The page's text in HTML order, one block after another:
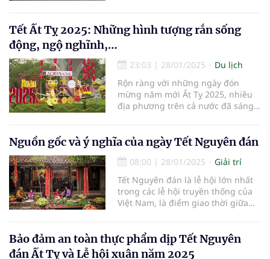
trương kiểm tra, làm rõ vụ việc một
người phụ nữ rơi vào tình trạng
Tết Ất Tỵ 2025: Những hình tượng rắn sống
động, ngộ nghĩnh,…
23:03 | 28/01/2025
Du lịch
Rộn ràng với những ngày đón
mừng năm mới Ất Tỵ 2025, nhiều
địa phương trên cả nước đã sáng
ngộ nghĩnh, đáng yêu,…
Nguồn gốc và ý nghĩa của ngày Tết Nguyên đán
08:00 | 28/01/2025
Giải trí
Tết Nguyên đán là lễ hội lớn nhất
trong các lễ hội truyền thống của
Việt Nam, là điểm giao thời giữa
cây.
Bảo đảm an toàn thực phẩm dịp Tết Nguyên
đán Ất Tỵ và Lễ hội xuân năm 2025